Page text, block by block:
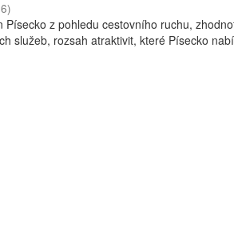
)
z pohledu cestovního ruchu,
služeb, rozsah atraktivit, které Písecko